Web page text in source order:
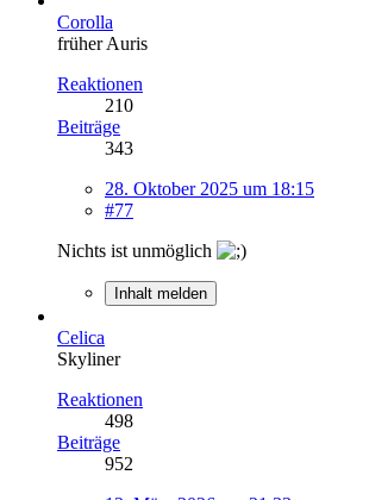
Corolla
früher Auris
Reaktionen
210
Beiträge
343
28. Oktober 2025 um 18:15
#77
Nichts ist unmöglich
Inhalt melden
Celica
Skyliner
Reaktionen
498
Beiträge
952